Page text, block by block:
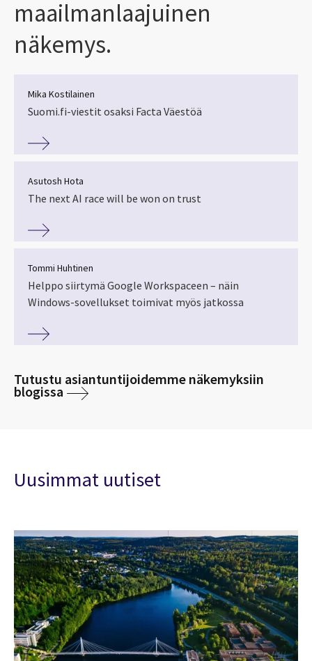
maailmanlaajuinen
näkemys.
Mika Kostilainen
Suomi.fi-viestit osaksi Facta Väestöä
Asutosh Hota
The next AI race will be won on trust
Tommi Huhtinen
Helppo siirtymä Google Workspaceen – näin
Windows-sovellukset toimivat myös jatkossa
Tutustu asiantuntijoidemme näkemyksiin
blogissa
Uusimmat uutiset